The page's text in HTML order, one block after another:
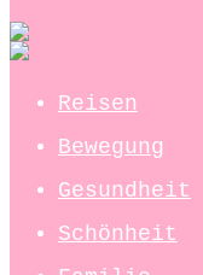
Reisen
Bewegung
Gesundheit
Schönheit